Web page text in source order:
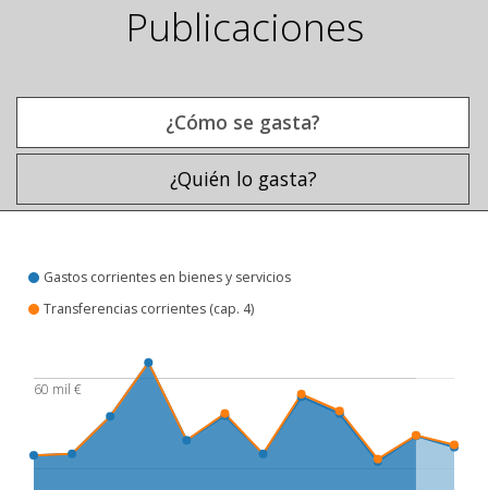
Publicaciones
¿Cómo se gasta?
¿Quién lo gasta?
¿Cómo se gasta?
Gastos corrientes en bienes y servicios
Transferencias corrientes (cap. 4)
60 mil €